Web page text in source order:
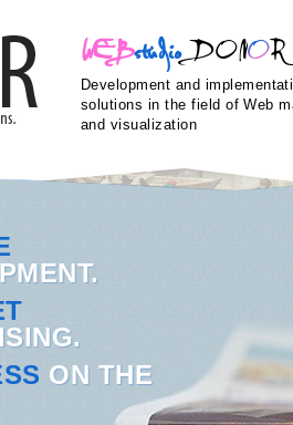
WEBstudioDON R
Development and
solutions in the field of Web
and visualization
ON THE